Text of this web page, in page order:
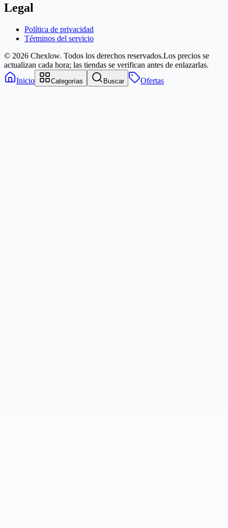
Legal
Política de privacidad
Términos del servicio
© 2026 Chexlow. Todos los derechos reservados.Los precios se
actualizan cada hora; las tiendas se verifican antes de enlazarlas.
Inicio
Categorías Buscar Ofertas